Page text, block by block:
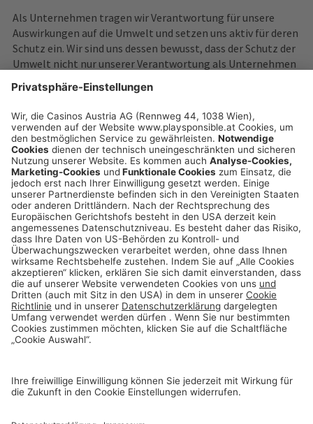
Als Unternehmen tragen wir Verantwortung für unsere
Auswirkungen auf die Umwelt und setzen uns aktiv für deren
Schutz ein. Wir sind uns dessen bewusst, dass der Schutz der
Umwelt nicht nur unserer Verantwortung als Unternehmen
entspricht, sondern auch im Interesse aller Menschen und
zukünftiger Generationen liegt.
playsponsible.at ist eine Service-Plattform der
Casinos Austria und Österreichische Lotterien Gruppe